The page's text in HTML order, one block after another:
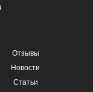
Отзывы
Новости
Статьи